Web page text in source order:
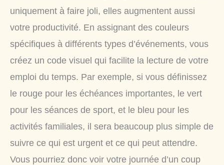
uniquement à faire joli, elles augmentent aussi
votre productivité. En assignant des couleurs
spécifiques à différents types d’événements, vous
créez un code visuel qui facilite la lecture de votre
emploi du temps. Par exemple, si vous définissez
le rouge pour les échéances importantes, le vert
pour les séances de sport, et le bleu pour les
activités familiales, il sera beaucoup plus simple de
suivre ce qui est urgent et ce qui peut attendre.
Vous pourriez donc voir votre journée d’un coup